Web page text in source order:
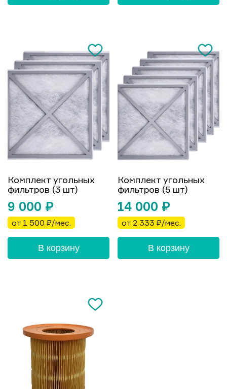
Комплект угольных
фильтров (3 шт)
9 000 ₽
от 1 500 ₽/мес.
В корзину
Комплект угольных
фильтров (5 шт)
14 000 ₽
от 2 333 ₽/мес.
В корзину